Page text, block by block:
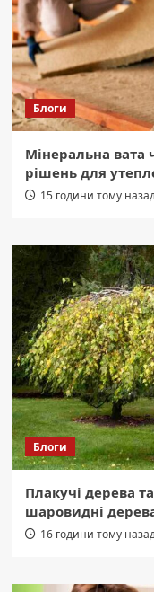
Блоги
Мінеральна вата
рішень для
15 години тому
Блоги
Плакучі дерева
шаровидні
16 години тому